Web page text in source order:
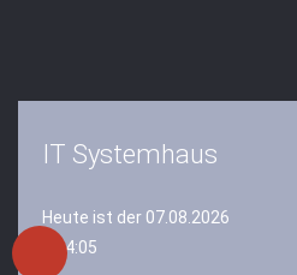
IT Systemhaus
Heute ist der 07.08.2026
3:04:05